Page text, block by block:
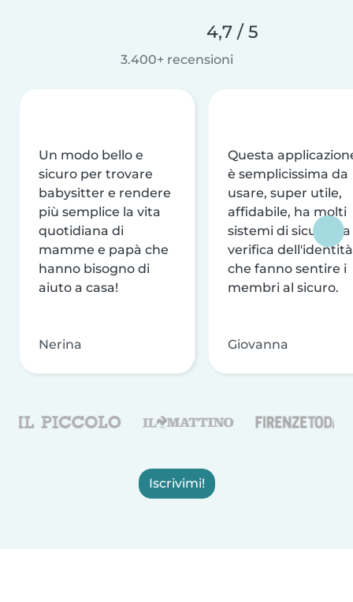
4,7 / 5
3.400+ recensioni
Un modo bello e
sicuro per trovare
babysitter e rendere
più semplice la vita
quotidiana di
mamme e papà che
hanno bisogno di
aiuto a casa!
Nerina
Questa
è semplicissima da
usare, super utile,
affidabile, ha molti
sistemi di sicurezza
verifica dell'identità
che fanno sentire i
membri al sicuro.
Giovanna
Iscrivimi!